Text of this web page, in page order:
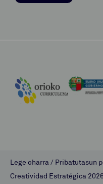
Lege oharra/ Pribatutasun
Creatividad Estratégica